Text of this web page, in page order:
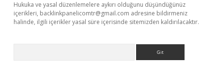
Hukuka ve yasal düzenlemelere aykırı olduğunu düşündüğünüz
içerikleri, backlinkpanelicomtr@gmail.com adresine bildirmeniz
halinde, ilgili içerikler yasal süre içerisinde sitemizden kaldırılacaktır.